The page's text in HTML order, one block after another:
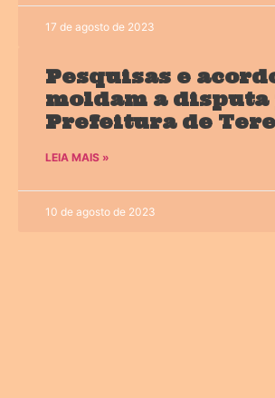
17 de agosto de 2023
Pesquisas e
moldam a disputa
Prefeitura de
LEIA MAIS »
10 de agosto de 2023